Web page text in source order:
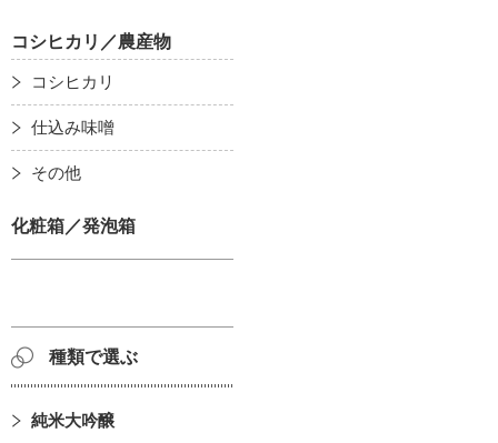
コシヒカリ／農産物
コシヒカリ
仕込み味噌
その他
化粧箱／発泡箱
種類で選ぶ
純米大吟醸